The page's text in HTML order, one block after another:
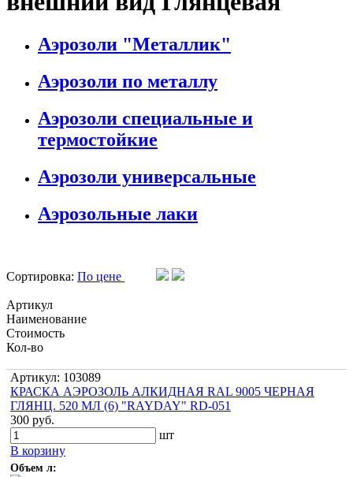
Аэрозоли "Металлик"
Аэрозоли по металлу
Аэрозоли специальные и
термостойкие
Аэрозоли универсальные
Аэрозольные лаки
Сортировка: По цене
Артикул
Наименование
Стоимость
Кол-во
Артикул: 103089
КРАСКА АЭРОЗОЛЬ АЛКИДНАЯ RAL 9005 ЧЕРНАЯ
ГЛЯНЦ. 520 МЛ (6) "RAYDAY" RD-051
300 руб.
шт
В корзину
Объем л: